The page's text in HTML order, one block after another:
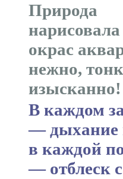
Природа
нарисовала
окрас
нежно,
изысканно!
В каждом
— дыхание
в каждой
— отблеск